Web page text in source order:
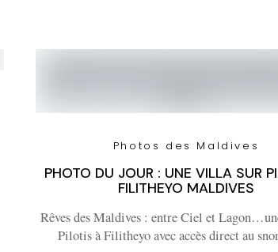
Photos des Maldives
PHOTO DU JOUR : UNE VILLA SUR
FILITHEYO MALDIVES
Rêves des Maldives : entre Ciel et
Pilotis à Filitheyo avec accès direct au